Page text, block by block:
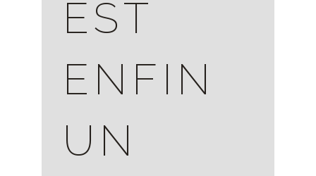
EST
ENFIN
UN